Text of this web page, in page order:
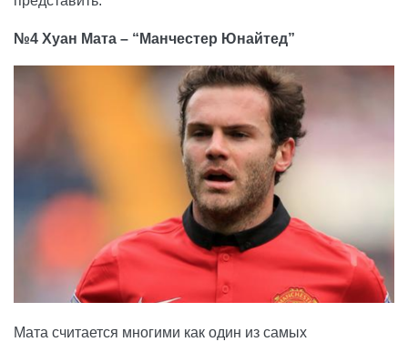
№4 Хуан Мата – “Манчестер Юнайтед”
Мата считается многими как один из самых